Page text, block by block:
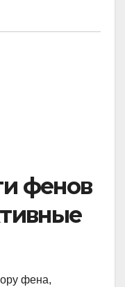
фенов
фена,